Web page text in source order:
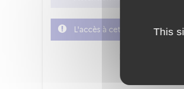
This
L'accès à cette démarche
FranceConnect